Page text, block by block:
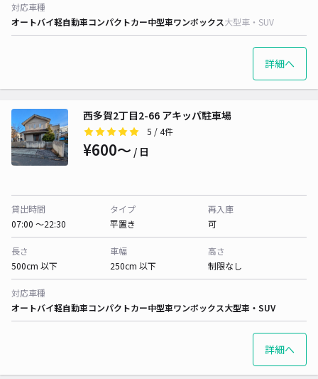
対応車種
オートバイ軽自動車コンパクトカー中型車ワンボックス大型車・SUV
詳細へ
西多賀2丁目2-66 アキッパ駐車場
5 / 4件
¥600〜 / 日
貸出時間
07:00 〜22:30
タイプ
平置き
再入庫
可
長さ
500cm 以下
車幅
250cm 以下
高さ
制限なし
対応車種
オートバイ軽自動車コンパクトカー中型車ワンボックス大型車・SUV
詳細へ